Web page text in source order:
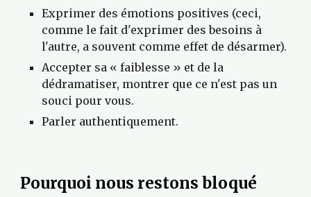
Exprimer des émotions positives (ceci,
comme le fait d'exprimer des besoins à
l'autre, a souvent comme effet de désarmer).
Accepter sa « faiblesse » et de la
dédramatiser, montrer que ce n'est pas un
souci pour vous.
Parler authentiquement.
Pourquoi nous restons bloqué